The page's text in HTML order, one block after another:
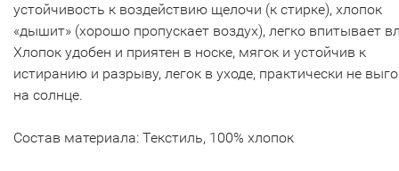
устойчивость к воздействию щелочи (к стирке), хлопок
«дышит» (хорошо пропускает воздух), легко впитывает
Хлопок удобен и приятен в носке, мягок и устойчив к
истиранию и разрыву, легок в уходе, практически не
на солнце.
Состав материала: Текстиль, 100% хлопок